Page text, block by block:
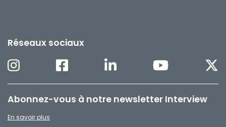
Réseaux sociaux
Abonnez-vous à notre newsletter Interview
En savoir plus